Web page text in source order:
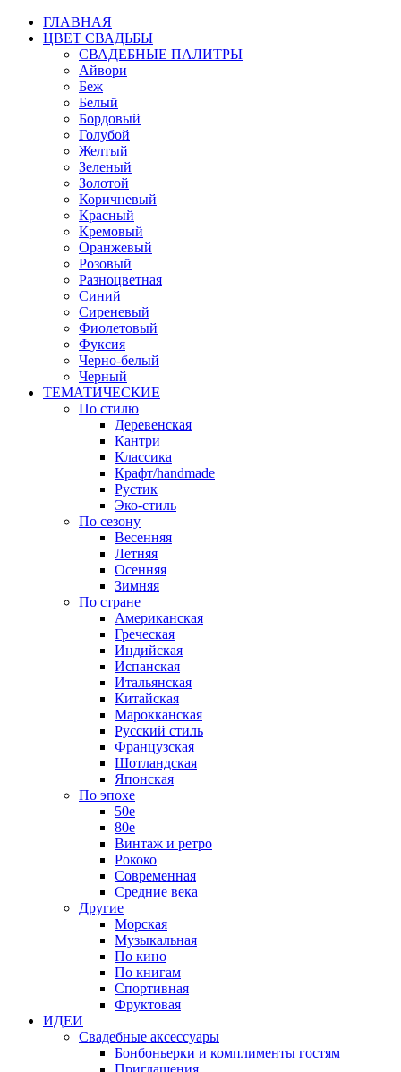
ГЛАВНАЯ
ЦВЕТ СВАДЬБЫ
СВАДЕБНЫЕ ПАЛИТРЫ
Айвори
Беж
Белый
Бордовый
Голубой
Желтый
Зеленый
Золотой
Коричневый
Красный
Кремовый
Оранжевый
Розовый
Разноцветная
Синий
Сиреневый
Фиолетовый
Фуксия
Черно-белый
Черный
ТЕМАТИЧЕСКИЕ
По стилю
Деревенская
Кантри
Классика
Крафт/handmade
Рустик
Эко-стиль
По сезону
Весенняя
Летняя
Осенняя
Зимняя
По стране
Американская
Греческая
Индийская
Испанская
Итальянская
Китайская
Марокканская
Русский стиль
Французская
Шотландская
Японская
По эпохе
50е
80е
Винтаж и ретро
Рококо
Современная
Средние века
Другие
Морская
Музыкальная
По кино
По книгам
Спортивная
Фруктовая
ИДЕИ
Свадебные аксессуары
Бонбоньерки и комплименты гостям
Приглашения